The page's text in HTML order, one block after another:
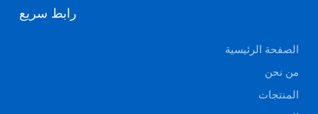
رابط سريع
الصفحة الرئيسية
من نحن
المنتجات